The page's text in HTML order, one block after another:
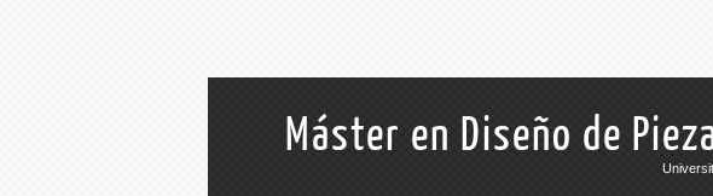
Máster en Diseño de